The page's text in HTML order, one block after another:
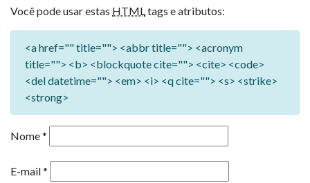
Você pode usar estas HTMLtags e atributos:
<a href="" title=""> <abbr title=""> <acronym
title=""> <b> <blockquote cite=""> <cite> <code>
<del datetime=""> <em> <i> <q cite=""> <s> <strike>
<strong>
Nome*
E-mail*